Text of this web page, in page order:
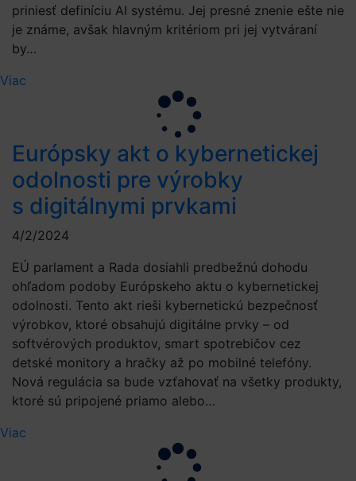
priniesť definíciu AI systému. Jej presné znenie ešte nie
je známe, avšak hlavným kritériom pri jej vytváraní
by…
Viac
Európsky akt o kybernetickej
odolnosti pre výrobky
s digitálnymi prvkami
4/2/2024
EÚ parlament a Rada dosiahli predbežnú dohodu
ohľadom podoby Európskeho aktu o kybernetickej
odolnosti. Tento akt rieši kybernetickú bezpečnosť
výrobkov, ktoré obsahujú digitálne prvky – od
softvérových produktov, smart spotrebičov cez
detské monitory a hračky až po mobilné telefóny.
Nová regulácia sa bude vzťahovať na všetky produkty,
ktoré sú pripojené priamo alebo…
Viac